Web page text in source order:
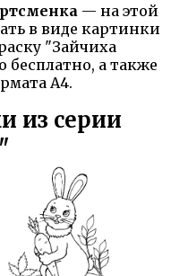
— на этой
в виде картинки
"Зайчиха
бесплатно, а также
А4.
из серии